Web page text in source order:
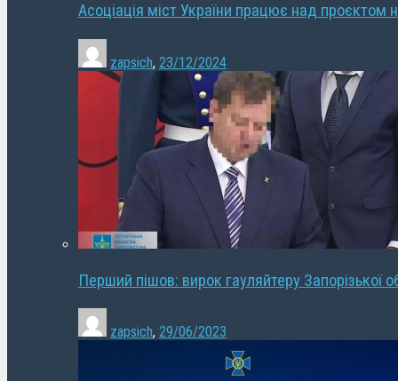
Асоціація міст України працює над проєктом
zapsich, 23/12/2024
Перший пішов: вирок гауляйтеру Запорізької
zapsich, 29/06/2023